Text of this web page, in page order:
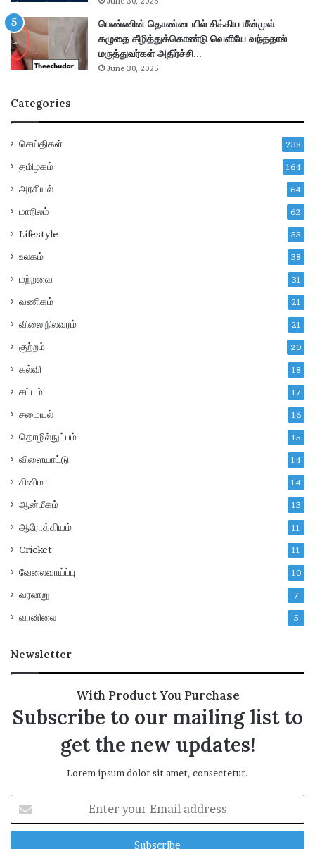
ளி
யா
ன
a
!
பெண்ணின் தொண்டையில் சிக்கிய மீன்முள்
கழுதை கீழித்துக்கொண்டு வெளியே வந்ததால்
மருத்துவர்கள் அதிர்ச்சி…
June 30, 2025
Categories
செய்திகள் 238
தமிழகம் 164
அரசியல் 64
மாநிலம் 62
Lifestyle 55
உலகம் 38
மற்றவை 31
வணிகம் 21
விலை நிலவரம் 21
குற்றம் 20
கல்வி 18
சட்டம் 17
சமையல் 16
தொழில்நுட்பம் 15
விளையாட்டு 14
சினிமா 14
ஆன்மீகம் 13
ஆரோக்கியம் 11
Cricket 11
வேலைவாய்ப்பு 10
வரலாறு 7
வானிலை 5
Newsletter
With Product You Purchase
Subscribe to our mailing list to
get the new updates!
Lorem ipsum dolor sit amet, consectetur.
t